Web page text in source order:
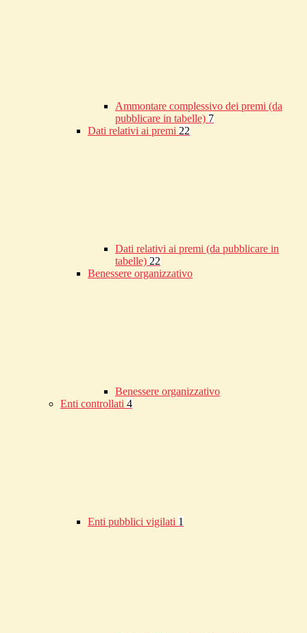
Ammontare complessivo dei premi (da
pubblicare in tabelle) 7
Dati relativi ai premi 22
Dati relativi ai premi (da pubblicare in
tabelle) 22
Benessere organizzativo
Benessere organizzativo
Enti controllati 4
Enti pubblici vigilati 1